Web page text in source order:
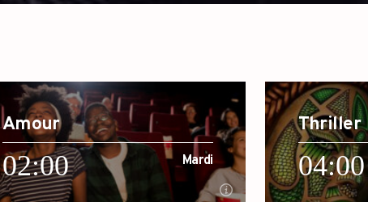
Amour
02:00 Mardi
Thriller
04:00